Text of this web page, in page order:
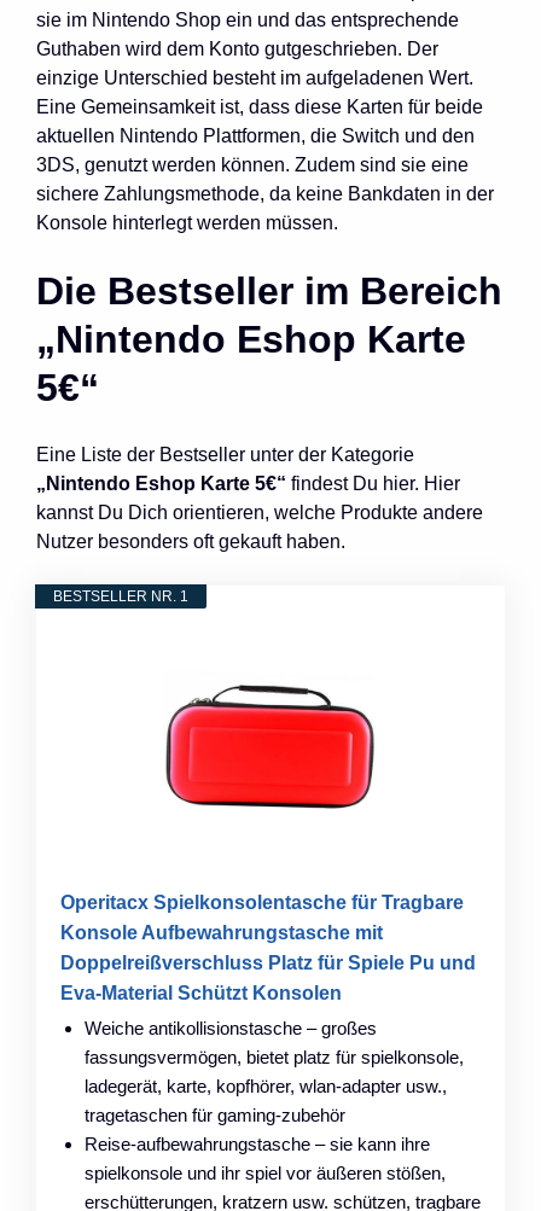
sie im Nintendo Shop ein und das entsprechende
Guthaben wird dem Konto gutgeschrieben. Der
einzige Unterschied besteht im aufgeladenen Wert.
Eine Gemeinsamkeit ist, dass diese Karten für beide
aktuellen Nintendo Plattformen, die Switch und den
3DS, genutzt werden können. Zudem sind sie eine
sichere Zahlungsmethode, da keine Bankdaten in der
Konsole hinterlegt werden müssen.
Die Bestseller im Bereich
„Nintendo Eshop Karte
5€“
Eine Liste der Bestseller unter der Kategorie
„Nintendo Eshop Karte 5€“ findest Du hier. Hier
kannst Du Dich orientieren, welche Produkte andere
Nutzer besonders oft gekauft haben.
BESTSELLER NR. 1
Operitacx Spielkonsolentasche für Tragbare
Konsole Aufbewahrungstasche mit
Doppelreißverschluss Platz für Spiele Pu und
Eva-Material Schützt Konsolen
Weiche antikollisionstasche – großes
fassungsvermögen, bietet platz für spielkonsole,
ladegerät, karte, kopfhörer, wlan-adapter usw.,
tragetaschen für gaming-zubehör
Reise-aufbewahrungstasche – sie kann ihre
spielkonsole und ihr spiel vor äußeren stößen,
erschütterungen, kratzern usw. schützen, tragbare